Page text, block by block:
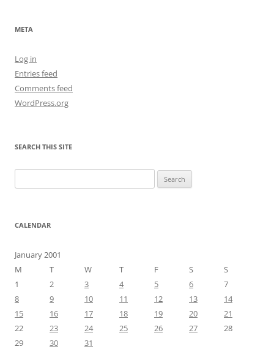
META
Log in
Entries feed
Comments feed
WordPress.org
SEARCH THIS SITE
for:
CALENDAR
January 2001
M
T W T F S
S
1
2 3 4 5 6
7
8
9 10 11 12 13
14
15
16 17 18 19 20
21
22
23 24 25 26 27
28
29
30
31